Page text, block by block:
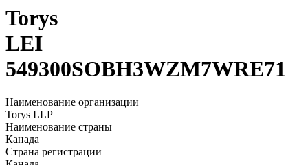
Torys
LEI
549300SOBH3WZM7WRE71
Наименование организации
Torys LLP
Наименование страны
Канада
Страна регистрации